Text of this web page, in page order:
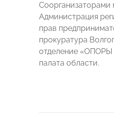
Соорганизаторами
Администрация
прав
прокуратура
отделение
палата области.